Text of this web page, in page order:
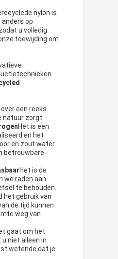
nylon is
op
u volledig
toewijding om
een reeks
natuur zorgt
Het is een
en het
en zout water
betrouwbare
Het is de
raden aan
te behouden.
het gebruik van
de tijd kunnen
weg van
gaat om het
niet alleen in
dat je